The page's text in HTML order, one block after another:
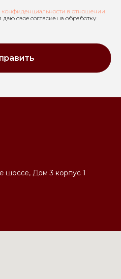
конфиденциальности в отношении
даю свое согласие на обработку
шоссе, Дом 3 корпус 1